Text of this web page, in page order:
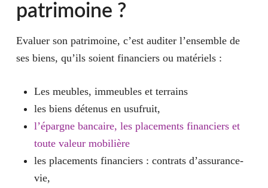
patrimoine ?
Evaluer son patrimoine, c’est auditer l’ensemble de
ses biens, qu’ils soient financiers ou matériels :
Les meubles, immeubles et terrains
les biens détenus en usufruit,
l’épargne bancaire, les placements financiers et
toute valeur mobilière
les placements financiers : contrats d’assurance-
vie,